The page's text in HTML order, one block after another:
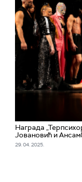
Награда
Јовановић и
29. 04. 2025.